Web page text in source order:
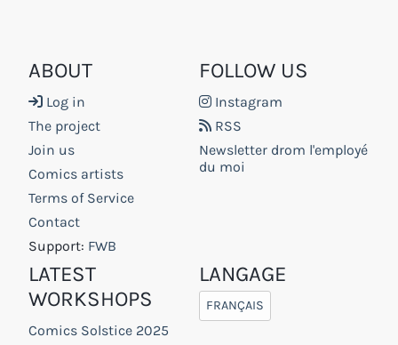
ABOUT
Log in
The project
Join us
Comics artists
Terms of Service
Contact
Support: FWB
FOLLOW US
Instagram
RSS
Newsletter drom l'employé
du moi
LATEST
WORKSHOPS
Comics Solstice 2025
LANGAGE
FRANÇAIS